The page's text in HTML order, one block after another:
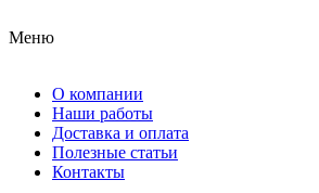
Меню
О компании
Наши работы
Доставка и оплата
Полезные статьи
Контакты